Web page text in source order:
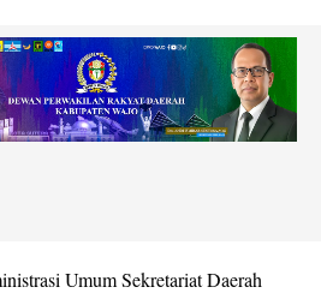
Umum Sekretariat Daerah